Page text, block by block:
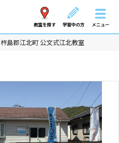
教室を探す 学習中の方 メニュー
杵島郡江北町 公文式江北教室